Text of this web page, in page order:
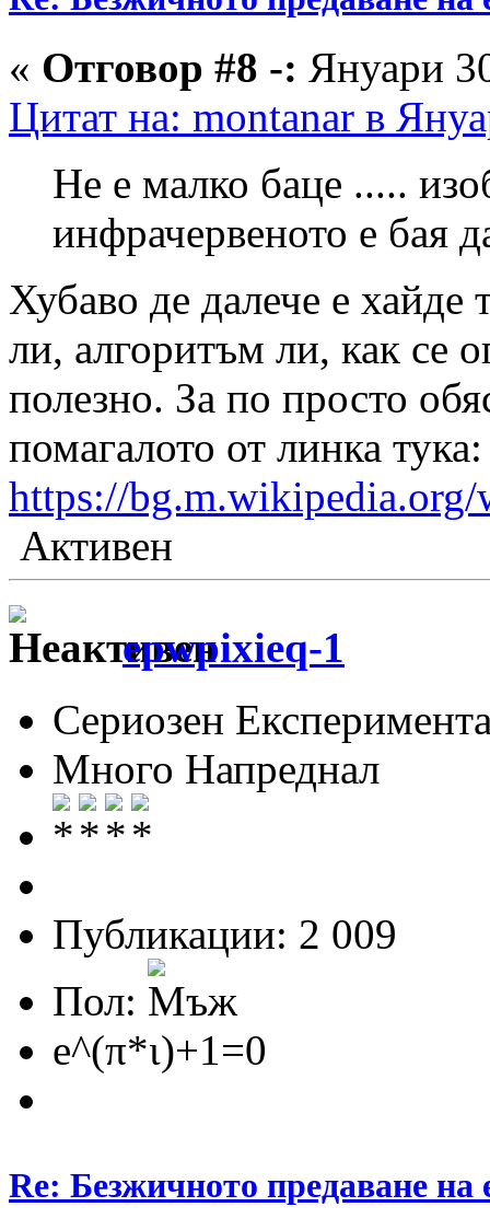
« Отговор #8 -: Януари
Цитат на: montanar в
Не е малко баце .....
инфрачервеното е бая
Хубаво де далече е хайде
ли, алгоритъм ли, как се
полезно. За по просто
помагалото от линка тука:
https://
Активен
epwpixieq-1
Сериозен
Много Напреднал
Публикации: 2 009
Пол:
e^(π*ι)+1=0
Re: Безжичното предаване на